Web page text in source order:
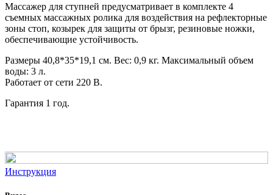
Массажер для ступней предусматривает в комплекте 4
съемных массажных ролика для воздействия на рефлекторные
зоны стоп, козырек для защиты от брызг, резиновые ножки,
обеспечивающие устойчивость.
Размеры 40,8*35*19,1 см. Вес: 0,9 кг. Максимальный объем
воды: 3 л.
Работает от сети 220 В.
Гарантия 1 год.
Инструкция